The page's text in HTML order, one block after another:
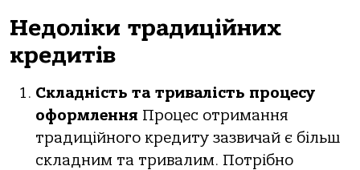
Недоліки традиційних
кредитів
Складність та тривалість процесу
оформлення Процес отримання
традиційного кредиту зазвичай є більш
складним та тривалим. Потрібно